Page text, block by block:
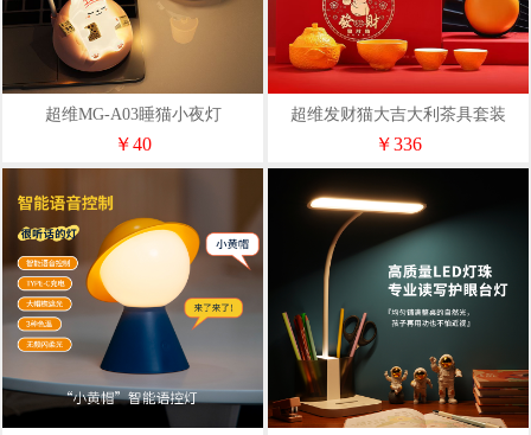
超维MG-A03睡猫小夜灯
￥40
超维发财猫大吉大利茶具套装
￥336